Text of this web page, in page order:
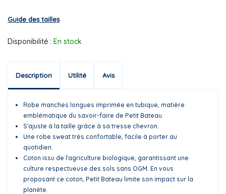
Guide des tailles
Disponibilité : En stock
Description Utilité Avis
Robe manches longues imprimée en tubique, matière
emblématique du savoir-faire de Petit Bateau.
S'ajuste à la taille grâce à sa tresse chevron.
Une robe sweat très confortable, facile à porter au
quotidien.
Coton issu de l'agriculture biologique, garantissant une
culture respectueuse des sols sans OGM. En vous
proposant ce coton, Petit Bateau limite son impact sur la
planète.